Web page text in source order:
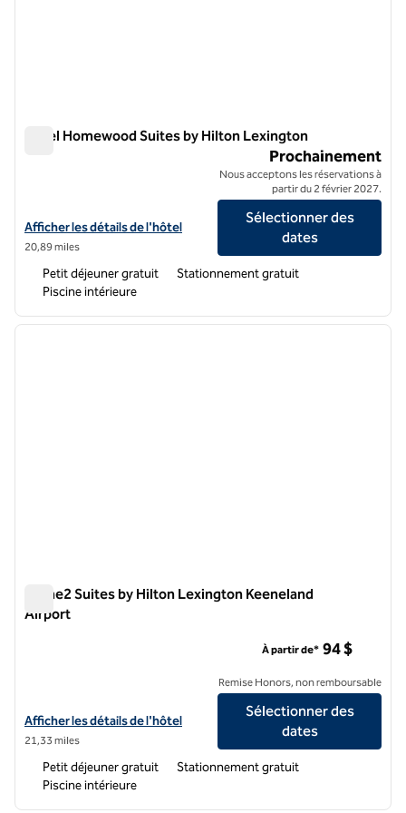
Hôtel Homewood Suites by Hilton Lexington
Hôtel Homewood Suites by Hilton Lexington
Afficher les détails de l'hôtel Homewood Suites by Hilton Lexington
Afficher les détails de l'hôtel
20,89 miles
Prochainement
Nous acceptons les réservations à
partir du 2 février 2027.
Sélectionner des
dates
Petit déjeuner gratuit
Stationnement gratuit
Piscine intérieure
1 sur 12
Home2 Suites by Hilton Lexington Keeneland
Airport
Afficher les détails de l'hôtel Home2 Suites by Hilton Lexington
Afficher les détails de l'hôtel
21,33 miles
À partir de* 94 $
Remise Honors, non remboursable
Sélectionner des
dates
Petit déjeuner gratuit
Stationnement gratuit
Piscine intérieure